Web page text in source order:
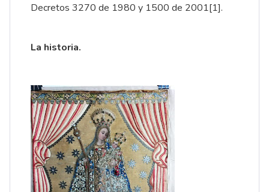
Decretos 3270 de 1980 y 1500 de 2001[1].
La historia.